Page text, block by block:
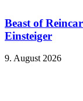
Beast of
Einsteiger
9. August 2026